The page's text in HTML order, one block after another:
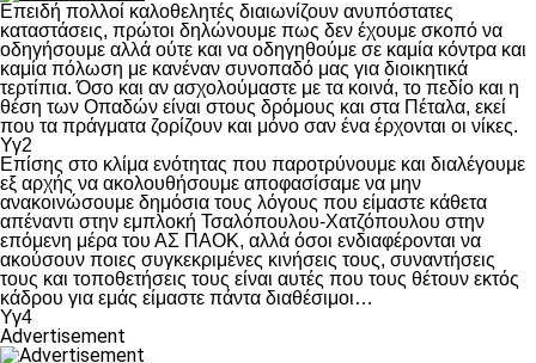
Επειδή πολλοί καλοθελητές διαιωνίζουν ανυπόστατες
καταστάσεις, πρώτοι δηλώνουμε πως δεν έχουμε σκοπό να
οδηγήσουμε αλλά ούτε και να οδηγηθούμε σε καμία κόντρα και
καμία πόλωση με κανέναν συνοπαδό μας για διοικητικά
τερτίπια. Όσο και αν ασχολούμαστε με τα κοινά, το πεδίο και η
θέση των Οπαδών είναι στους δρόμους και στα Πέταλα, εκεί
που τα πράγματα ζορίζουν και μόνο σαν ένα έρχονται οι νίκες.
Υγ2
Επίσης στο κλίμα ενότητας που παροτρύνουμε και διαλέγουμε
εξ αρχής να ακολουθήσουμε αποφασίσαμε να μην
ανακοινώσουμε δημόσια τους λόγους που είμαστε κάθετα
απέναντι στην εμπλοκή Τσαλόπουλου-Χατζόπουλου στην
επόμενη μέρα του ΑΣ ΠΑΟΚ, αλλά όσοι ενδιαφέρονται να
ακούσουν ποιες συγκεκριμένες κινήσεις τους, συναντήσεις
τους και τοποθετήσεις τους είναι αυτές που τους θέτουν εκτός
κάδρου για εμάς είμαστε πάντα διαθέσιμοι…
Υγ4
Advertisement